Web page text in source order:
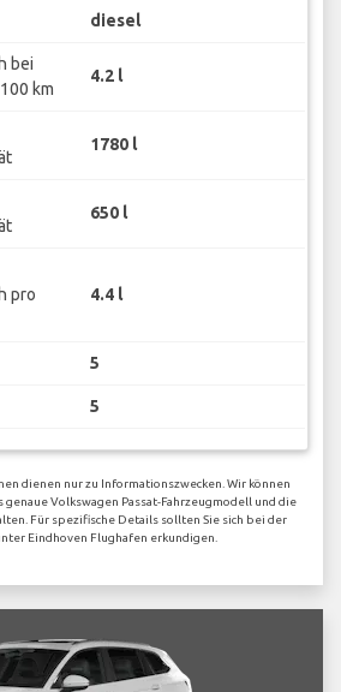
diesel
bei
km
4.2 l
1780 l
650 l
pro
4.4 l
5
5
dienen nur zu Informationszwecken. Wir können
genaue Volkswagen Passat-Fahrzeugmodell und die
Für spezifische Details sollten Sie sich bei der
Eindhoven Flughafen erkundigen.